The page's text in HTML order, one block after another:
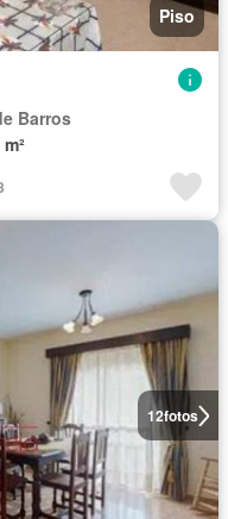
Piso
Barros
12fotos